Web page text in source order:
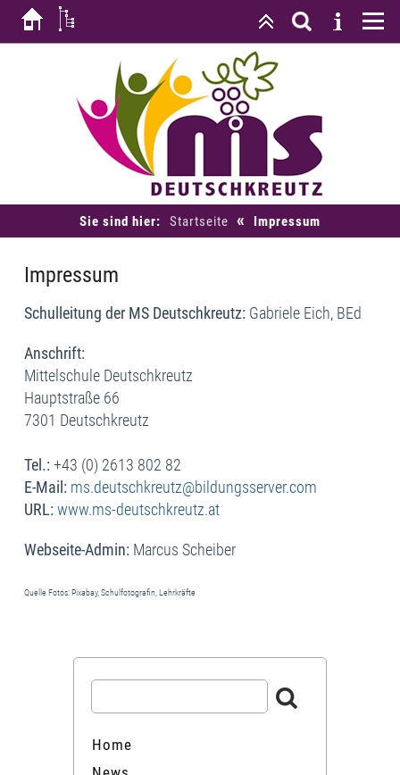
Sie sind hier: Startseite « Impressum
Impressum
Schulleitung der MS Deutschkreutz: Gabriele Eich, BEd
Anschrift:
Mittelschule Deutschkreutz
Hauptstraße 66
7301 Deutschkreutz
Tel.: +43 (0) 2613 802 82
E-Mail: ms.deutschkreutz@bildungsserver.com
URL: www.ms-deutschkreutz.at
Webseite-Admin: Marcus Scheiber
Quelle Fotos: Pixabay, Schulfotografin, Lehrkräfte
Home